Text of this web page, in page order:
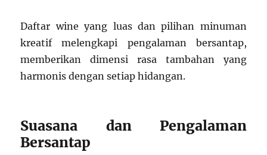
Daftar wine yang luas dan pilihan minuman
kreatif melengkapi pengalaman bersantap,
memberikan dimensi rasa tambahan yang
harmonis dengan setiap hidangan.
Suasana dan Pengalaman
Bersantap